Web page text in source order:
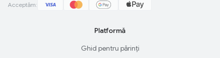
Acceptăm:
Platformă
Ghid pentru părinți